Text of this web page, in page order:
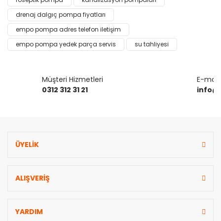
Ürün resmi kalitesiz, bozuk veya görüntülenemiyor.
Ürün açıklamasında eksik bilgiler bulunuyor.
Ürün bilgilerinde hatalar bulunuyor.
Ürün fiyatı diğer sitelerden daha pahalı.
drenaj dalgıç pompa fiyatları
empo pompa adres telefon iletişim
empo pompa yedek parça servis
su tahliyesi
Müşteri Hizmetleri
0312 312 31 21
E-mail
ÜYELİK
ALIŞVERİŞ
YARDIM